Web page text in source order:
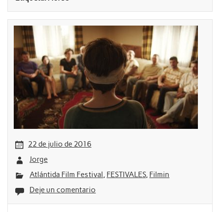
22 de julio de 2016
Jorge
Atlántida Film Festival, FESTIVALES, Filmin
Deje un comentario